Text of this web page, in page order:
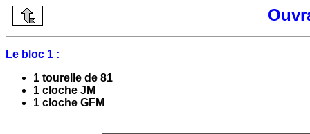
Le bloc 1 :
1 tourelle de 81
1 cloche JM
1 cloche GFM